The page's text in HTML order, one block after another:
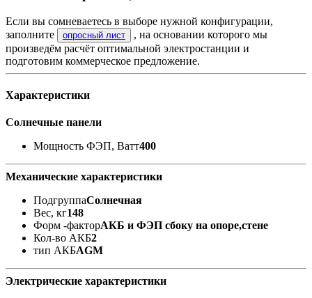
Если вы сомневаетесь в выборе нужной конфигурации,
заполните
опросный лист
, на основании которого мы
произведём расчёт оптимальной электростанции и
подготовим коммерческое предложение.
Характеристики
Солнечные панели
Мощность ФЭП, Ватт400
Механические характеристики
ПодгруппаСолнечная
Вес, кг148
Форм -факторАКБ и ФЭП сбоку на опоре,стене
Кол-во АКБ2
тип АКБAGM
Электрические характеристики